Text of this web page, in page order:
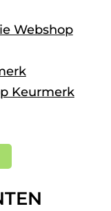
Webshop
Keurmerk